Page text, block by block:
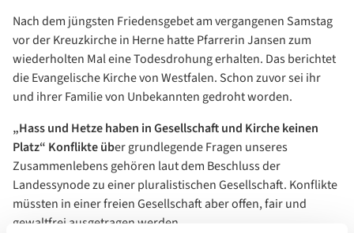
Nach dem jüngsten Friedensgebet am vergangenen Samstag
vor der Kreuzkirche in Herne hatte Pfarrerin Jansen zum
wiederholten Mal eine Todesdrohung erhalten. Das berichtet
die Evangelische Kirche von Westfalen. Schon zuvor sei ihr
und ihrer Familie von Unbekannten gedroht worden.
„Hass und Hetze haben in Gesellschaft und Kirche keinen
Platz“ Konflikte über grundlegende Fragen unseres
Zusammenlebens gehören laut dem Beschluss der
Landessynode zu einer pluralistischen Gesellschaft. Konflikte
müssten in einer freien Gesellschaft aber offen, fair und
gewaltfrei ausgetragen werden.